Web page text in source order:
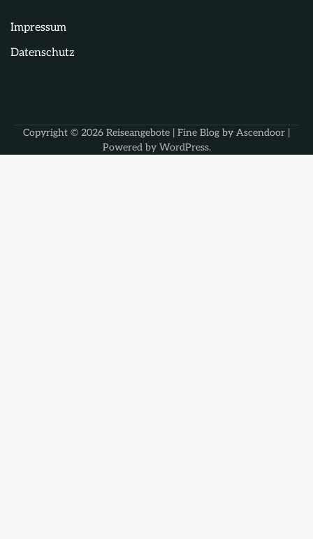
Impressum
Datenschutz
Copyright © 2026 Reiseangebote | Fine Blog by Ascendoor |
Powered by WordPress.